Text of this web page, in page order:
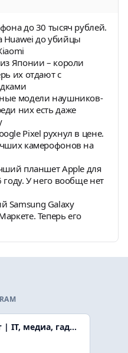
до 30 тысяч рублей.
Huawei до убийцы
Японии – короли
их отдают с
модели наушников-
них есть даже
Pixel рухнул в цене.
камерофонов на
планшет Apple для
году. У него вообще нет
Samsung Galaxy
Теперь его
Палач Говорит | IT, медиа, гaджеты, скидки